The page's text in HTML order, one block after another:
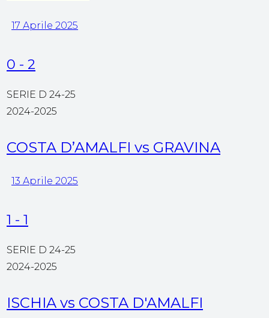
17 Aprile 2025
0 - 2
SERIE D 24-25
2024-2025
COSTA D’AMALFI vs GRAVINA
13 Aprile 2025
1 - 1
SERIE D 24-25
2024-2025
ISCHIA vs COSTA D'AMALFI